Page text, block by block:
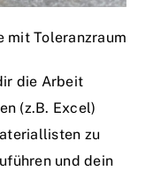
mit Toleranzraum
die Arbeit
(z.B. Excel)
zu
und dein